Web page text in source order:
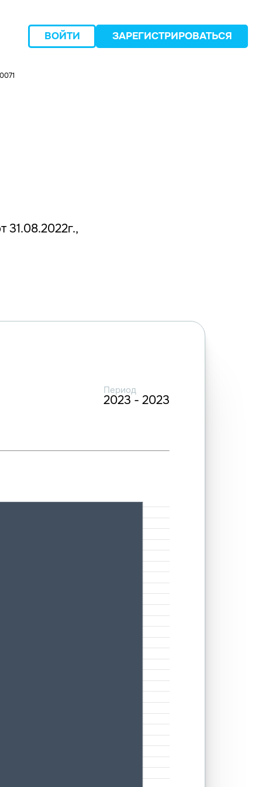
ВОЙТИ ЗАРЕГИСТРИРОВАТЬСЯ
31.08.2022г.,
Период
2023 - 2023